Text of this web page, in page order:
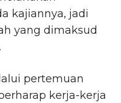
kajiannya, jadi
yang dimaksud
pertemuan
kerja-kerja